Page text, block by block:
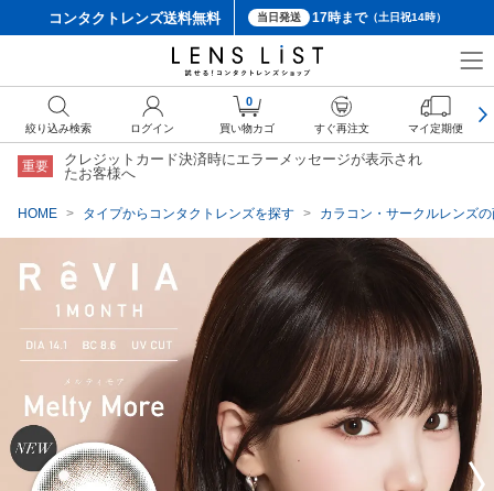
コンタクトレンズ送料無料 当日発送 17時まで（土日祝14時）
重要
クレジットカード決済時にエラーメッセージが表示され
たお客様へ
HOME タイプからコンタクトレンズを探す カラコン・サークルレンズ
絞り込み検索 ログイン
0
買い物カゴ すぐ再注文 マイ定期便
クーポン詳細